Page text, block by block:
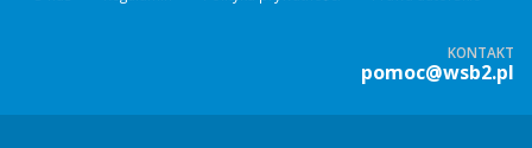
KONTAKT
pomoc@wsb2.pl